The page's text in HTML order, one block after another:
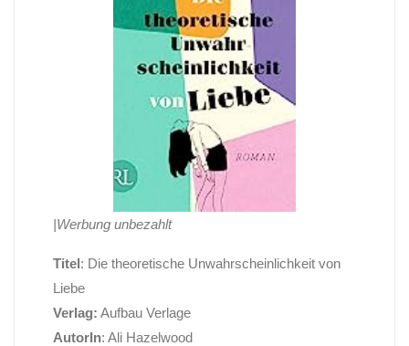
|Werbung unbezahlt
Titel: Die theoretische Unwahrscheinlichkeit von
Liebe
Verlag: Aufbau Verlage
AutorIn: Ali Hazelwood